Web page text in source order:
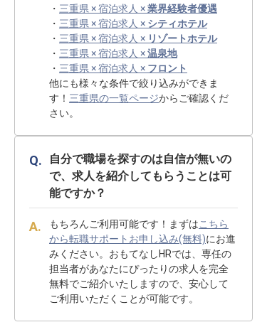
・ 三重県 × 宿泊求人 ×業界経験者優遇
・ 三重県 × 宿泊求人 × シティホテル
・ 三重県 × 宿泊求人 × リゾートホテル
・ 三重県 × 宿泊求人 ×温泉地
・ 三重県 × 宿泊求人 × フロント
他にも様々な条件で絞り込みができま
す！ 三重県の一覧ページからご確認くだ
さい。
自分で職場を探すのは自信が無いの
で、求人を紹介してもらうことは可
能ですか？
もちろんご利用可能です！まずはこちら
から転職サポートお申し込み(無料)にお進
みください。おもてなしHRでは、専任の
担当者があなたにぴったりの求人を完全
無料でご紹介いたしますので、安心して
ご利用いただくことが可能です。